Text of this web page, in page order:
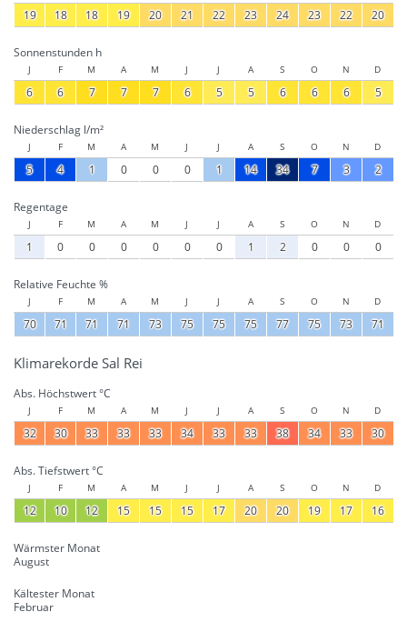
19 18 18 19 20 21 22 23 24 23 22 20
Sonnenstunden h
J F M A M J J A S O N D
6 6 7 7 7 6 5 5 6 6 6 5
Niederschlag l/m²
J F M A M J J A S O N D
5 4 1 0 0 0 1 14 34 7 3 2
Regentage
J F M A M J J A S O N D
1 0 0 0 0 0 0 1 2 0 0 0
Relative Feuchte %
J F M A M J J A S O N D
70 71 71 71 73 75 75 75 77 75 73 71
Klimarekorde Sal Rei
Abs. Höchstwert °C
J F M A M J J A S O N D
32 30 33 33 33 34 33 33 38 34 33 30
Abs. Tiefstwert °C
J F M A M J J A S O N D
12 10 12 15 15 15 17 20 20 19 17 16
Wärmster Monat
August
Kältester Monat
Februar